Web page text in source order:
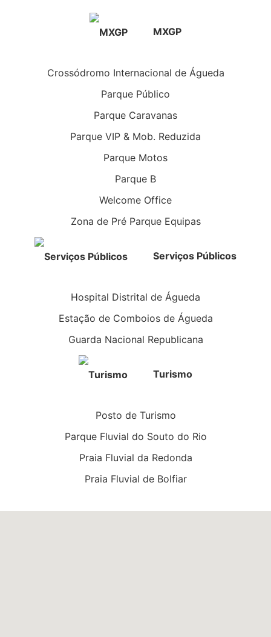
MXGP
Crossódromo Internacional de Águeda
Parque Público
Parque Caravanas
Parque VIP & Mob. Reduzida
Parque Motos
Parque B
Welcome Office
Zona de Pré Parque Equipas
Serviços Públicos
Hospital Distrital de Águeda
Estação de Comboios de Águeda
Guarda Nacional Republicana
Turismo
Posto de Turismo
Parque Fluvial do Souto do Rio
Praia Fluvial da Redonda
Praia Fluvial de Bolfiar